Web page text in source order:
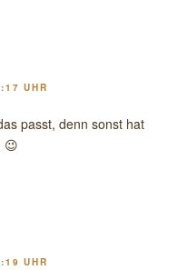
UHR
passt, denn sonst hat
😉
UHR